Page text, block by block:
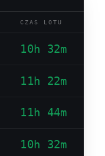
CZAS LOTU
10h 32m
11h 22m
11h 44m
10h 32m